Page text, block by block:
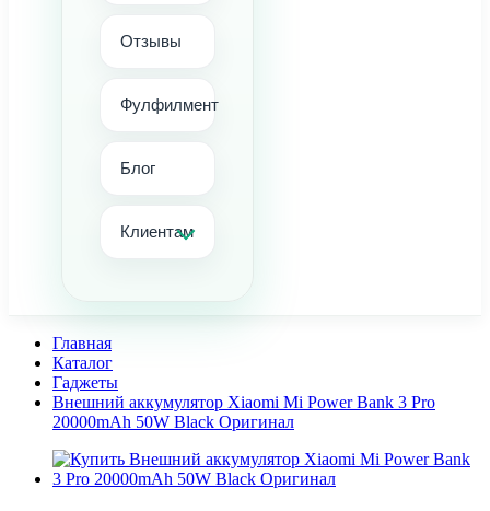
Отзывы
Фулфилмент
Блог
Клиентам
Главная
Каталог
Гаджеты
Внешний аккумулятор Xiaomi Mi Power Bank 3 Pro
20000mAh 50W Black Оригинал